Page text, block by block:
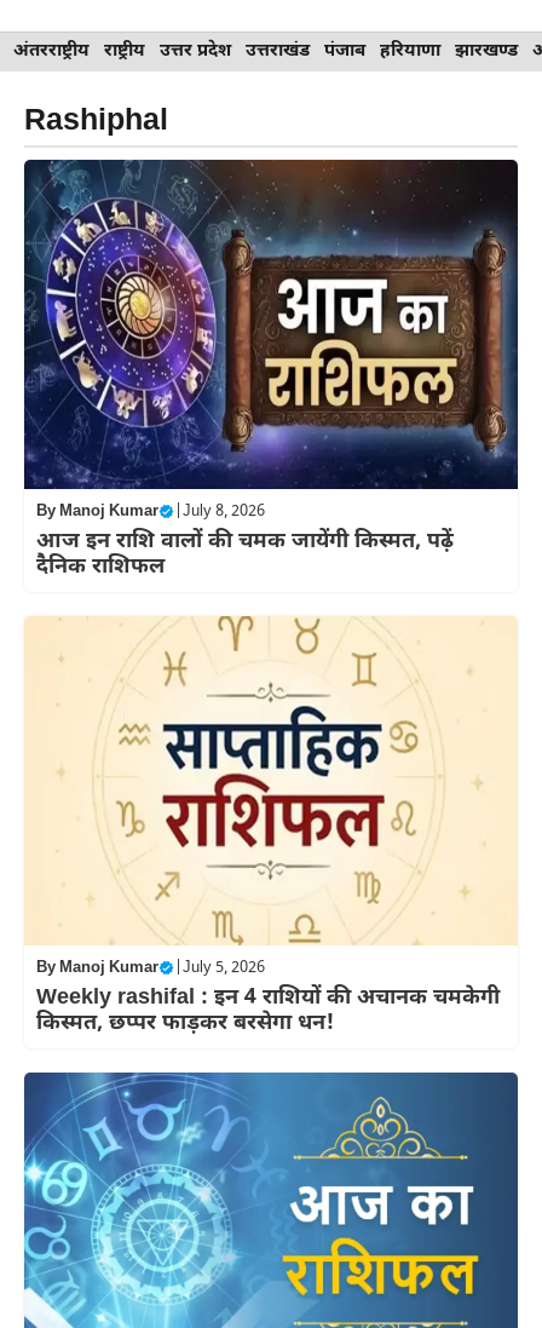
Skip
to
content
अंतरराष्ट्रीय राष्ट्रीय उत्तर प्रदेश उत्तराखंड पंजाब हरियाणा झारखण्ड
Rashiphal
ByManoj Kumar July 8, 2026
आज इन राशि वालों की चमक जायेंगी किस्मत, पढ़ें
दैनिक राशिफल
ByManoj Kumar July 5, 2026
Weekly rashifal : इन 4 राशियों की अचानक चमकेगी
किस्मत, छप्पर फाड़कर बरसेगा धन!